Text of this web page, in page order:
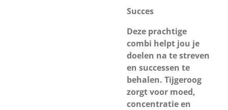
Succes
Deze prachtige
combi helpt jou je
doelen na te streven
en successen te
behalen. Tijgeroog
zorgt voor moed,
concentratie en